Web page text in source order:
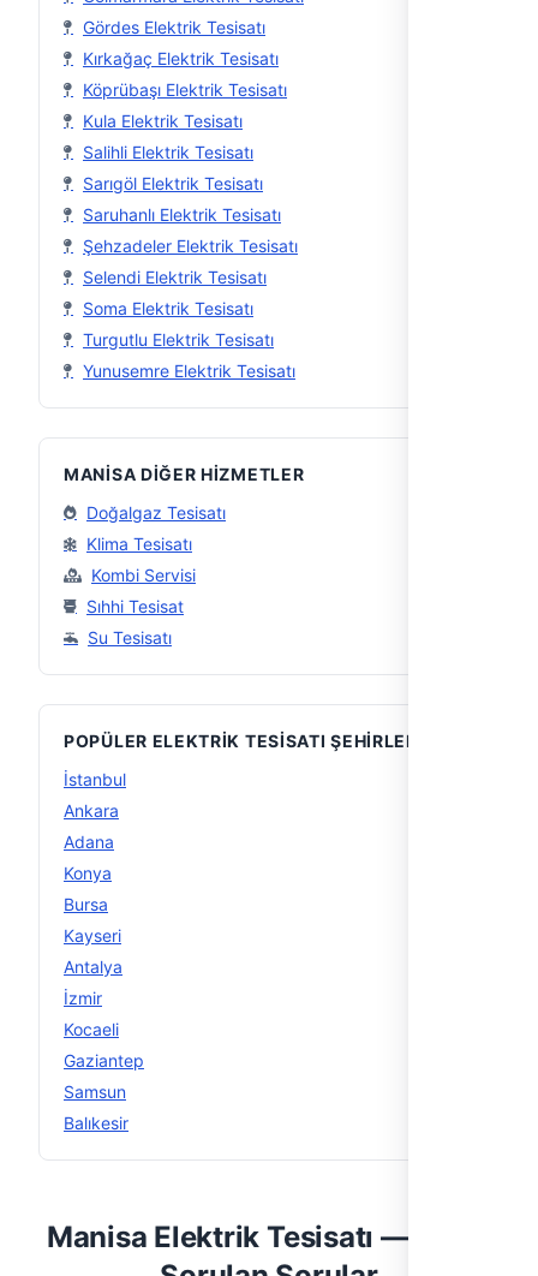
Gördes Elektrik Tesisatı
Kırkağaç Elektrik Tesisatı
Köprübaşı Elektrik Tesisatı
Kula Elektrik Tesisatı
Salihli Elektrik Tesisatı
Sarıgöl Elektrik Tesisatı
Saruhanlı Elektrik Tesisatı
Şehzadeler Elektrik Tesisatı
Selendi Elektrik Tesisatı
Soma Elektrik Tesisatı
Turgutlu Elektrik Tesisatı
Yunusemre Elektrik Tesisatı
MANISA DIĞER HIZMETLER
Doğalgaz Tesisatı
Klima Tesisatı
Kombi Servisi
Sıhhi Tesisat
Su Tesisatı
POPÜLER ELEKTRIK TESISATI ŞEHIRLERI
İstanbul
Ankara
Adana
Konya
Bursa
Kayseri
Antalya
İzmir
Kocaeli
Gaziantep
Samsun
Balıkesir
Manisa Elektrik Tesisatı — Sıkça